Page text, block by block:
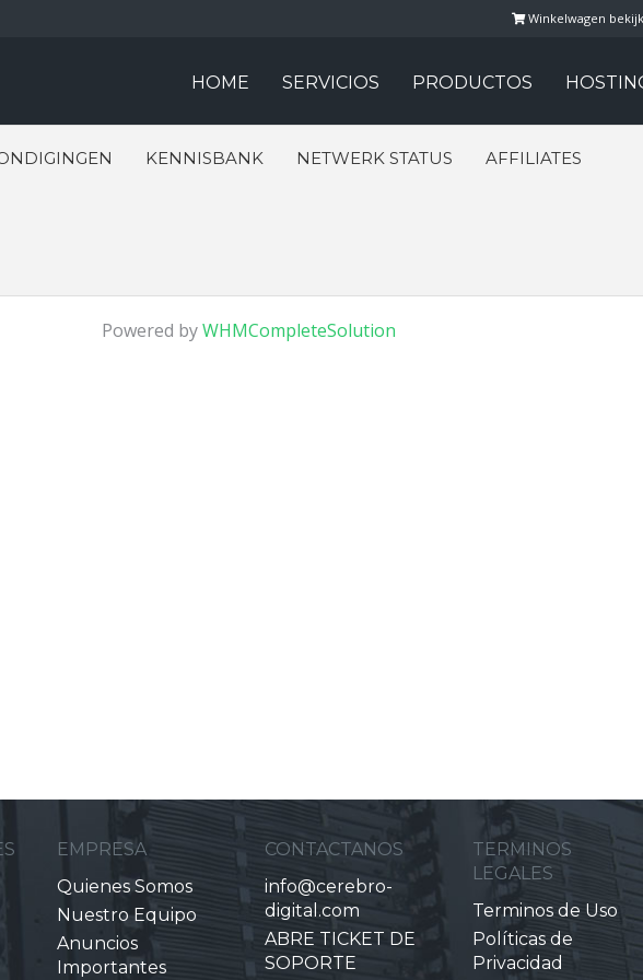
Winkelwagen
HOME SERVICIOS PRODUCTOS
KENNISBANK NETWERK STATUS AFFILIATES
Powered byWHMCompleteSolution
EMPRESA
Quienes Somos
Nuestro Equipo
Anuncios
Importantes
CONTACTANOS
info@cerebro-
digital.com
ABRE TICKET DE
SOPORTE
TERMINOS
LEGALES
Terminos de Uso
Políticas de
Privacidad